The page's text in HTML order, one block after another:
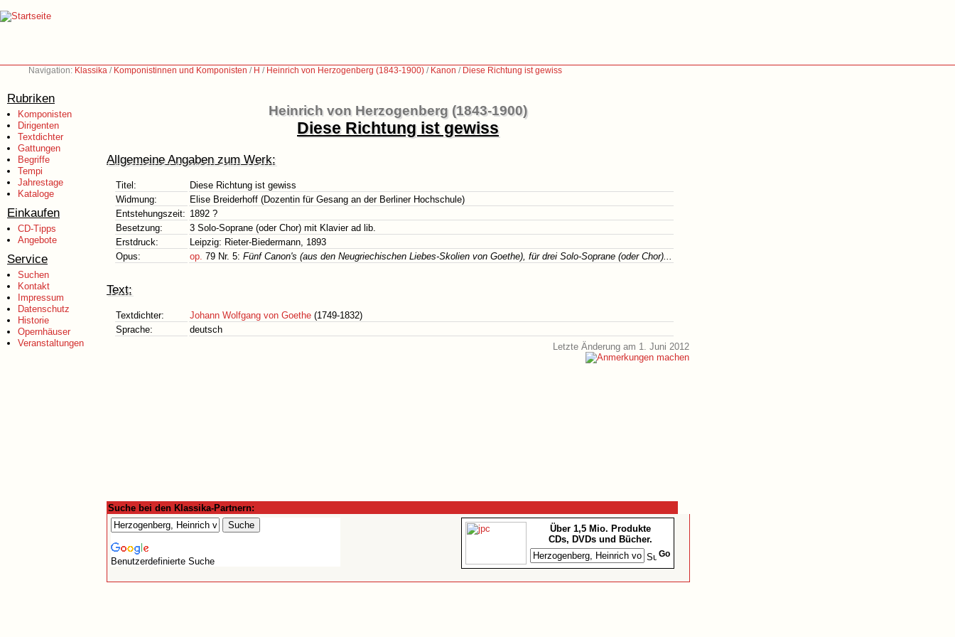
Navigation: Klassika / Komponistinnen und Komponisten / H / Heinrich von Herzogenberg (1843-1900) / Kanon / Diese Richtung ist gewiss
Rubriken
Komponisten
Dirigenten
Textdichter
Gattungen
Begriffe
Tempi
Jahrestage
Kataloge
Einkaufen
CD-Tipps
Angebote
Service
Suchen
Kontakt
Impressum
Datenschutz
Historie
Opernhäuser
Veranstaltungen
Heinrich von Herzogenberg (1843-1900)
Diese Richtung ist gewiss
Allgemeine Angaben zum Werk:
Titel:
Diese Richtung ist gewiss
Widmung:
Elise Breiderhoff (Dozentin für Gesang an der Berliner Hochschule)
Entstehungszeit: 1892 ?
Besetzung:
3 Solo-Soprane (oder Chor) mit Klavier ad lib.
Erstdruck:
Leipzig: Rieter-Biedermann, 1893
Opus:
op. 79 Nr. 5: Fünf Canon's (aus den Neugriechischen Liebes-Skolien von Goethe), für drei Solo-Soprane (oder Chor)...
Text:
Textdichter: Johann Wolfgang von Goethe (1749-1832)
Sprache:
deutsch
Letzte Änderung am 1. Juni 2012
Suche bei den Klassika-Partnern:
Benutzerdefinierte Suche
Über 1,5 Mio. Produkte
CDs, DVDs und Bücher.
Go